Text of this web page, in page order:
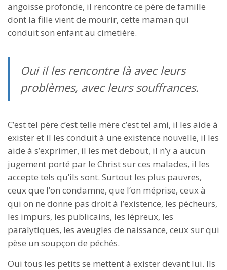
angoisse profonde, il rencontre ce père de famille
dont la fille vient de mourir, cette maman qui
conduit son enfant au cimetière.
Oui il les rencontre là avec leurs
problèmes, avec leurs souffrances.
C’est tel père c’est telle mère c’est tel ami, il les aide à
exister et il les conduit à une existence nouvelle, il les
aide à s’exprimer, il les met debout, il n’y a aucun
jugement porté par le Christ sur ces malades, il les
accepte tels qu’ils sont. Surtout les plus pauvres,
ceux que l’on condamne, que l’on méprise, ceux à
qui on ne donne pas droit à l’existence, les pécheurs,
les impurs, les publicains, les lépreux, les
paralytiques, les aveugles de naissance, ceux sur qui
pèse un soupçon de péchés.
Oui tous les petits se mettent à exister devant lui. Ils